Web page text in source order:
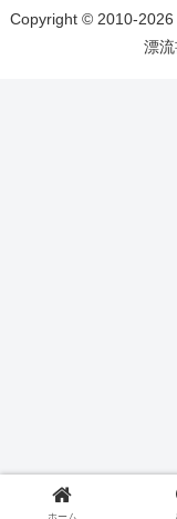
Copyright © 2010-
漂
ホーム